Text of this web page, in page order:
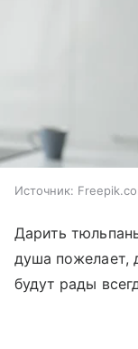
Источник:
Дарить
душа пожелает,
будут рады